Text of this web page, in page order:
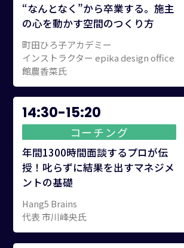
“なんとなく”から卒業する。施主
の心を動かす空間のつくり方
町田ひろ子アカデミー
インストラクター epika design office
館農香菜氏
14:30-15:20
コーチング
年間1300時間面談するプロが伝
授！叱らずに結果を出すマネジメ
ントの基礎
Hang5 Brains
代表 市川峰央氏